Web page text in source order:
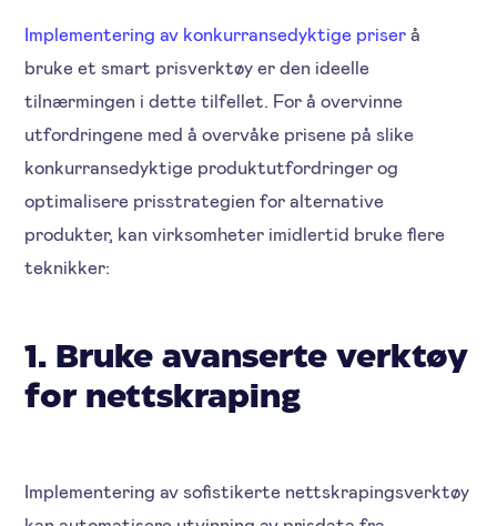
Implementering av konkurransedyktige priser å
bruke et smart prisverktøy er den ideelle
tilnærmingen i dette tilfellet. For å overvinne
utfordringene med å overvåke prisene på slike
konkurransedyktige produktutfordringer og
optimalisere prisstrategien for alternative
produkter, kan virksomheter imidlertid bruke flere
teknikker:
1. Bruke avanserte verktøy
for nettskraping
Implementering av sofistikerte nettskrapingsverktøy